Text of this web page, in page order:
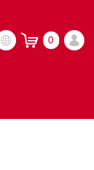
0